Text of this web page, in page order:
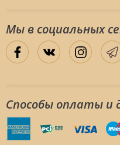
Мы в социальных
Способы оплаты и